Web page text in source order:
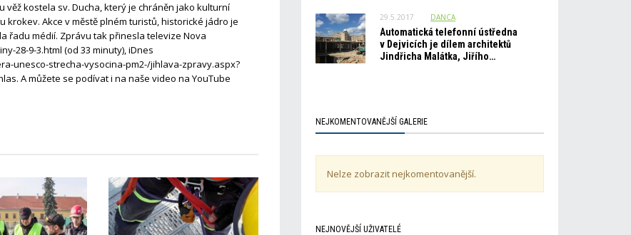
kostela sv. Ducha, který je chráněn jako kulturní
Akce v městě plném turistů, historické jádro je
řadu médií. Zprávu tak přinesla televize Nova
28-9-3.html (od 33 minuty), iDnes
unesco-strecha-vysocina-pm2-/jihlava-zpravy.aspx?
A můžete se podívat i na naše video na YouTube
29.5.2017 DANCA
Automatická telefonní ústředna
v Dejvicích je dílem architektů
Jindřicha Malátka, Jiřího…
NEJKOMENTOVANĚJŠÍ GALERIE
Nelze zobrazit nejkomentovanější.
NEJNOVĚJŠÍ UŽIVATELÉ